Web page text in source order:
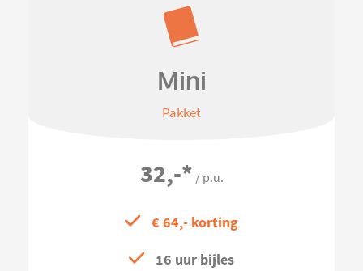
Mini
Pakket
32,-* / p.u.
€ 64,- korting
16 uur bijles